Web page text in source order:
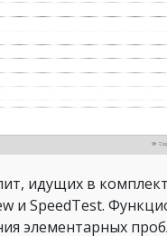
идущих в
и SpeedTest.
элементарных